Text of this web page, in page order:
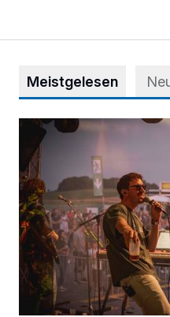
Meistgelesen
Mehr als nur ein Festival